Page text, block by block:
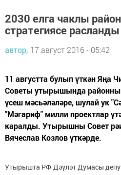
2030 елга чаклы
стратегиясе расланды
автор, 17 август 2016 - 05:42
11 августта булып үткән Яңа
Советы утырышында
үсеш мәсьәләләре, шулай ук
"Мәгариф" милли проектлар
каралды. Утырышны Совет
Вячеслав Козлов үткәрде.
Утырышта РФ Дәүләт Думасы